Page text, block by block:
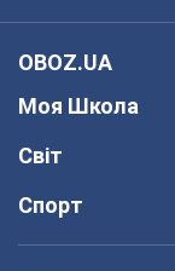
OBOZ.UA
Моя Школа
Світ
Спорт